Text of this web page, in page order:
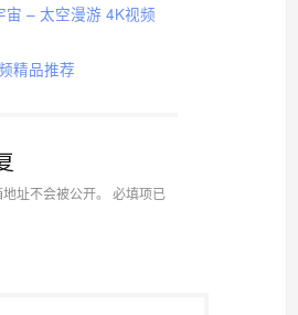
宙 – 太空漫游 4K视频
精品推荐
址不会被公开。
必填项已